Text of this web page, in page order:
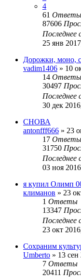
4
61 Ответы
87606
Последнее
25 янв
Дорожки, моно,
vadim1406 » 10
14 Ответы
30497
Последнее
30 дек
СНОВА
antonfff666 » 23
17 Ответы
31750
Последнее
03 ноя
я купил Олимп
климанов » 23
1 Ответы
13347
Последнее
23 окт
Сохраним
Umberto » 13 сен
7 Ответы
20411